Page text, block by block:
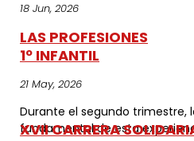
18 Jun, 2026
LAS PROFESIONES
1º INFANTIL
21 May, 2026
Durante el segundo trimestre,
fundamental de esta
XVII CARRERA